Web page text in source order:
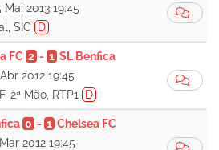
Mai 2013 19:45
SIC
D
FC 2- 1 SL Benfica
2012 19:45
2ª Mão, RTP1
D
0 - 1 Chelsea FC
2012 19:45